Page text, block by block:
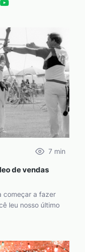
7 min
de vendas
começar a fazer
leu nosso último